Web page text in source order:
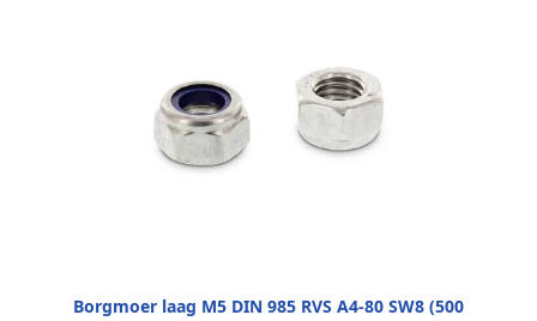
Borgmoer laag M5 DIN 985 RVS A4-80 SW8 (500